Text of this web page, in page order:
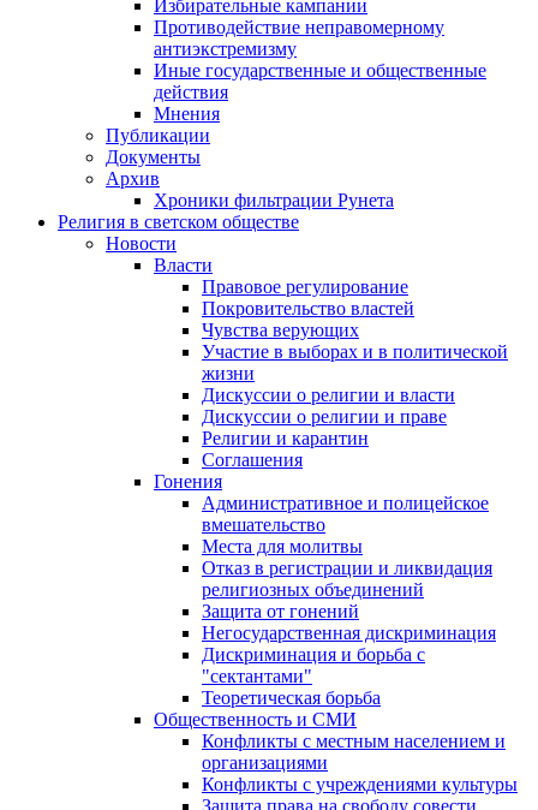
Избирательные кампании
Противодействие неправомерному
антиэкстремизму
Иные государственные и общественные
действия
Мнения
Публикации
Документы
Архив
Хроники фильтрации Рунета
Религия в светском обществе
Новости
Власти
Правовое регулирование
Покровительство властей
Чувства верующих
Участие в выборах и в политической
жизни
Дискуссии о религии и власти
Дискуссии о религии и праве
Религии и карантин
Соглашения
Гонения
Административное и полицейское
вмешательство
Места для молитвы
Отказ в регистрации и ликвидация
религиозных объединений
Защита от гонений
Негосударственная дискриминация
Дискриминация и борьба с
"сектантами"
Теоретическая борьба
Общественность и СМИ
Конфликты с местным населением и
организациями
Конфликты с учреждениями культуры
Защита права на свободу совести